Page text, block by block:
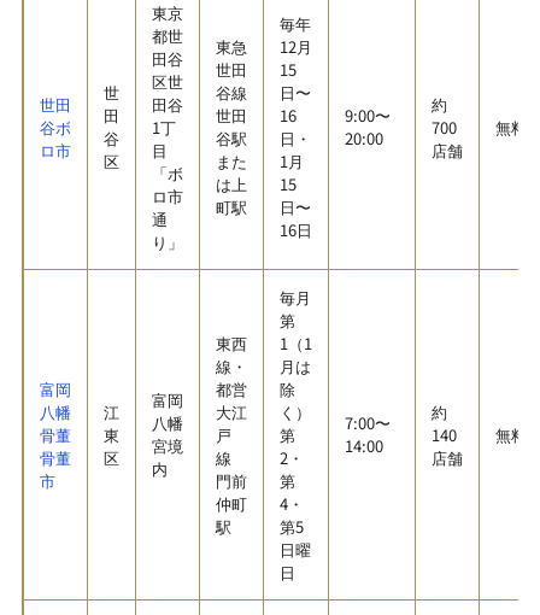
世田
谷ボ
ロ市
世
田
谷
区
東京
都世
田谷
区世
田谷
1丁
目
「ボ
ロ市
通
り」
東急
世田
谷線
世田
谷駅
また
は上
町駅
毎年
12月
15
日〜
16
日・
1月
15
日〜
16日
9:00〜
20:00
約
700
店舗
無料
富岡
八幡
骨董
骨董
市
江
東
区
富岡
八幡
宮境
内
東西
線・
都営
大江
戸
線
門前
仲町
駅
毎月
第
1（1
月は
除
く）
第
2・
第
4・
第5
日曜
日
7:00〜
14:00
約
140
店舗
無料